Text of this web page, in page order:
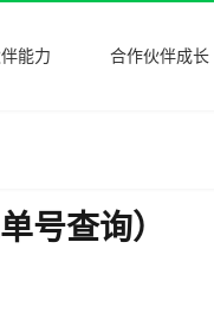
能力 合作伙伴成长
号查询）